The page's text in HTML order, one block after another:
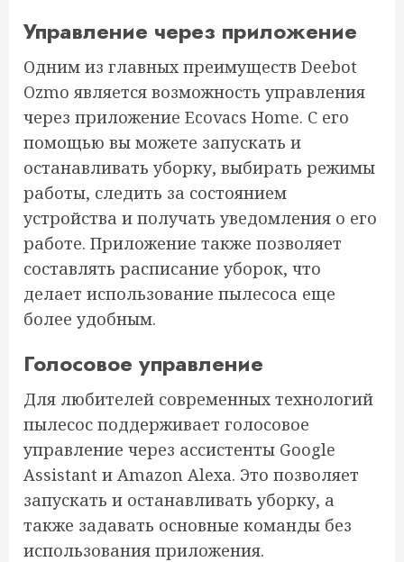
Управление через приложение
Одним из главных преимуществ Deebot
Ozmo является возможность управления
через приложение Ecovacs Home. С его
помощью вы можете запускать и
останавливать уборку, выбирать режимы
работы, следить за состоянием
устройства и получать уведомления о его
работе. Приложение также позволяет
составлять расписание уборок, что
делает использование пылесоса еще
более удобным.
Голосовое управление
Для любителей современных технологий
пылесос поддерживает голосовое
управление через ассистенты Google
Assistant и Amazon Alexa. Это позволяет
запускать и останавливать уборку, а
также задавать основные команды без
использования приложения.